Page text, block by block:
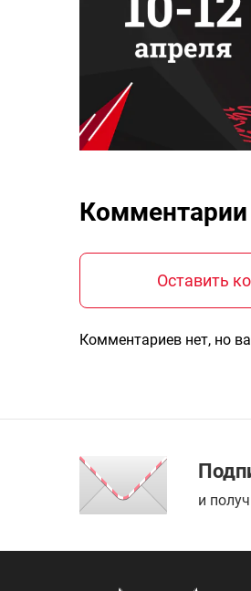
Комментарии
Оставить
Комментариев нет, но
и